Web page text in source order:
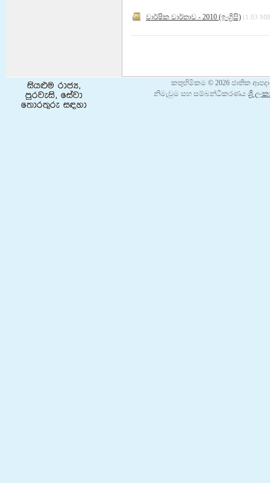
වාර්ෂික වාර්තාව - 2010 (ඉංග්‍රිසි) (1.83
වැඩිදුර කියවීමට
කතුහිමිකම © 2026 ජාතික
නිමැවුම සහ සම්බන්ධීකරණය ශ්‍රි